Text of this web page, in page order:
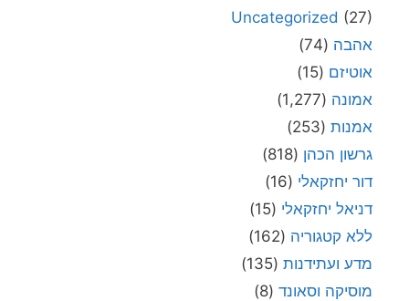
Uncategorized (27)
אהבה (74)
אוטיזם (15)
אמונה (1,277)
אמנות (253)
גרשון הכהן (818)
דור יחזקאלי (16)
דניאל יחזקאלי (15)
ללא קטגוריה (162)
מדע ועתידנות (135)
מוסיקה וסאונד (8)